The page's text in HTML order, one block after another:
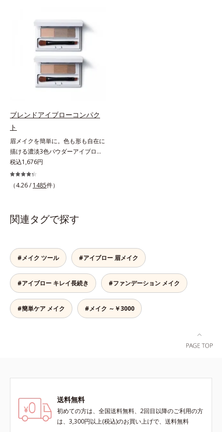
ブレンドアイブローコンパク
ト
眉メイクを簡単に。色も形も自在に
描ける濃淡3色パウダーアイブロ
ー。眉は髪の色に合わせると自然。
濃淡3色セットなら、混ぜ方次第で
自分にぴったりの眉色が作れます。
のもの。眉を立体的に描くだけで、
ぐっとアカ抜けた印象になります。
ウダー」の成せるワザ。軽くブラシ
を引くだけで、眉尻ラインまでキレ
イに描け、仕上がりはどこまでもナ
チュラル。汗、皮脂にも強く、描き
たての美しい眉を1日中持続しま
す。
税込1,676円
（4.26 / 1485件）
関連タグで探す
#メイク ツール #アイブロー 眉メイク
#アイブロー キレイ長続き #ファンデーション メイク
#簡単ケア メイク #メイク ～￥3000
送料無料
初めての方は、全国送料無料、2回目以降のご利用の方
は、3,300円以上(税込)のお買い上げで、送料無料